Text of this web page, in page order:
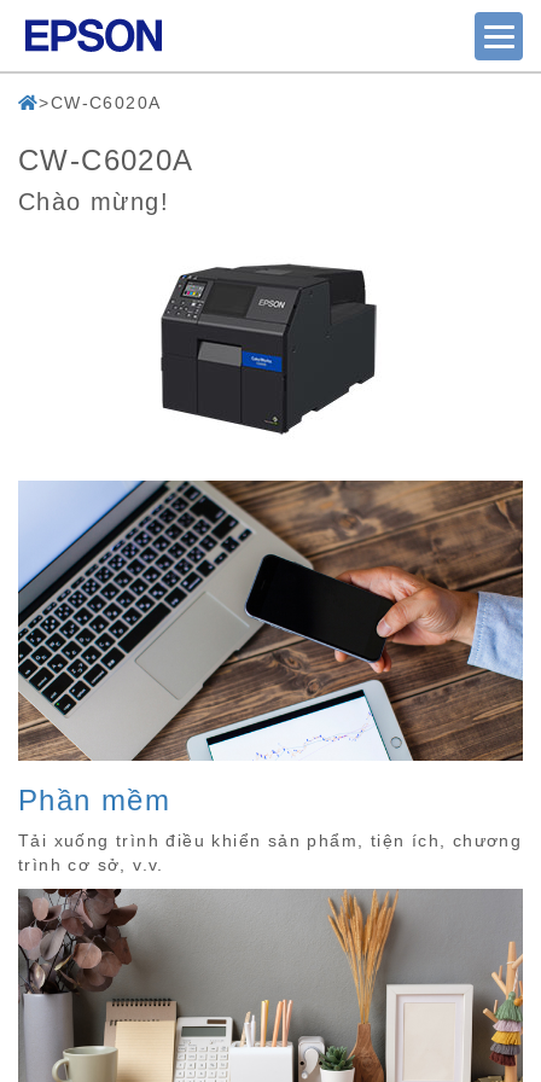
CW-C6020A
CW-C6020A
Chào mừng!
Phần mềm
Tải xuống trình điều khiển sản phẩm, tiện ích, chương
trình cơ sở, v.v.